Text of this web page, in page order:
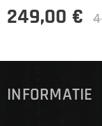
249,00 €
INFORMATIE